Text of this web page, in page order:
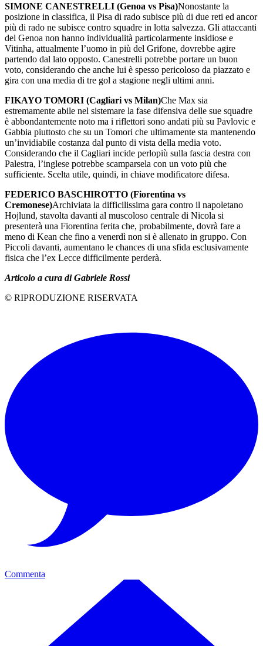
SIMONE CANESTRELLI (Genoa vs Pisa)Nonostante la
posizione in classifica, il Pisa di rado subisce più di due reti ed ancor
più di rado ne subisce contro squadre in lotta salvezza. Gli attaccanti
del Genoa non hanno individualità particolarmente insidiose e
Vitinha, attualmente l’uomo in più del Grifone, dovrebbe agire
partendo dal lato opposto. Canestrelli potrebbe portare un buon
voto, considerando che anche lui è spesso pericoloso da piazzato e
gira con una media di tre gol a stagione negli ultimi anni.
FIKAYO TOMORI (Cagliari vs Milan)Che Max sia
estremamente abile nel sistemare la fase difensiva delle sue squadre
è abbondantemente noto ma i riflettori sono andati più su Pavlovic e
Gabbia piuttosto che su un Tomori che ultimamente sta mantenendo
un’invidiabile costanza dal punto di vista della media voto.
Considerando che il Cagliari incide perlopiù sulla fascia destra con
Palestra, l’inglese potrebbe scamparsela con un voto più che
sufficiente. Scelta utile, quindi, in chiave modificatore difesa.
FEDERICO BASCHIROTTO (Fiorentina vs
Cremonese)Archiviata la difficilissima gara contro il napoletano
Hojlund, stavolta davanti al muscoloso centrale di Nicola si
presenterà una Fiorentina ferita che, probabilmente, dovrà fare a
meno di Kean che fino a venerdì non si è allenato in gruppo. Con
Piccoli davanti, aumentano le chances di una sfida esclusivamente
fisica che l’ex Lecce difficilmente perderà.
Articolo a cura di Gabriele Rossi
© RIPRODUZIONE RISERVATA
Commenta